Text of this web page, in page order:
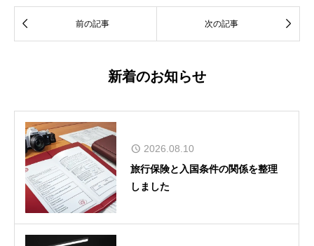
 前の記事 次の記事 
新着のお知らせ
2026.08.10
旅行保険と入国条件の関係を整理
しました